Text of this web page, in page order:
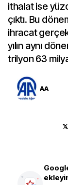
ithalat ise
çıktı. Bu
ihracat
yılın aynı
trilyon 63
AA